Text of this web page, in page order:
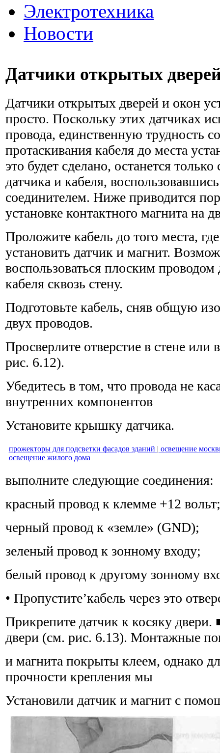
Электротехника
Новости
Датчики открытых
Датчики открытых дверей и окон
просто. Поскольку этих датчиках
провода, единственную трудность
протаскивания кабеля до места
это будет сделано, останется
датчика и кабеля,
соединителем. Ниже приводится
установке контактного магнита на
Проложите кабель до того места,
установить датчик и маг­нит.
воспользоваться плоским проводом
кабеля сквозь стену.
Подготовьте кабель, сняв общую
двух проводов.
Просверлите отверстие в стене или
рис. 6.12).
Убедитесь в том, что провода не
внутренних компонентов
Установите крышку датчика.
прожекторы для подсветки фасадов зданий | освещение
освещение жилого дома
выполните следующие соединения:
красный провод к клемме +12 вольт;
черный провод к «земле» (GND);
зеленый провод к зонному входу;
белый провод к другому зонному
• Пропустите’кабель через это
Прикрепите датчик к косяку
двери (см. рис. 6.13). Монтажные
и магнита покрыты клеем, однако
прочности крепления мы
Установили датчик и магнит с